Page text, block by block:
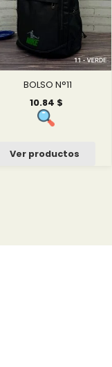
BOLSO N°11
10.84 $
Ver productos